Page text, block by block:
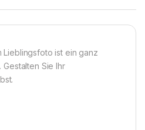
Lieblingsfoto ist ein ganz
Sie Ihr